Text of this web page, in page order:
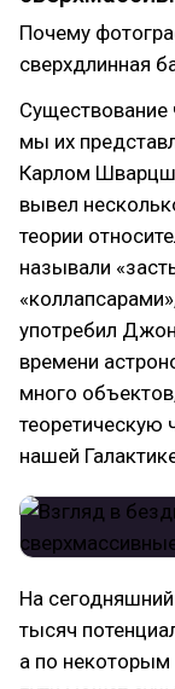
Почему
сверхдлинная
мы их
Карлом
вывел
теории
называли
употребил
времени
много
теоретическую
нашей
На
тысяч
а по некоторым